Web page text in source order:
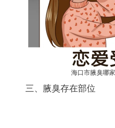
海口市腋臭哪
三、腋臭存在部位